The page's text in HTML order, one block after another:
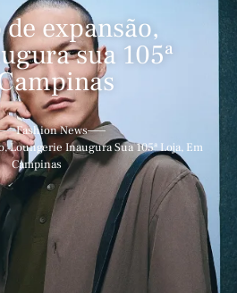
expansão,
sua 105ª
Fashion News
Loungerie Inaugura Sua 105ª Loja, Em
Campinas